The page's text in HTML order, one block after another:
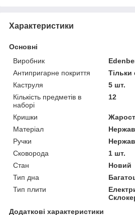
Характеристики
Основні
Виробник
Антипригарне покриття
Каструля
5 шт.
Кількість предметів в
наборі
12
Кришки
Матеріал
Ручки
Сковорода
1 шт.
Стан
Новий
Тип дна
Тип плити
Додаткові характеристики